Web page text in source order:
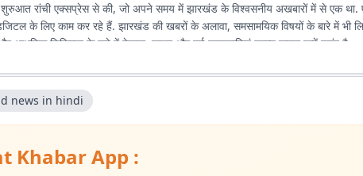
शुरुआत रांची एक्सप्रेस से की, जो अपने समय में झारखंड के विश्वसनीय अखबारों में से एक
के लिए काम कर रहे हैं. झारखंड की खबरों के अलावा, समसामयिक विषयों के बारे में भी
आधुनिक चिकित्सा के बारे में देखना, पढ़ना और नई जानकारियां प्राप्त करना इन्हें पसंद है.
news in hindi
Khabar App :